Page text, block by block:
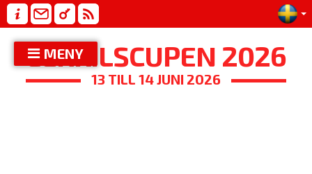
LERKILSCUPEN 2026
13 TILL 14 JUNI 2026
MENY